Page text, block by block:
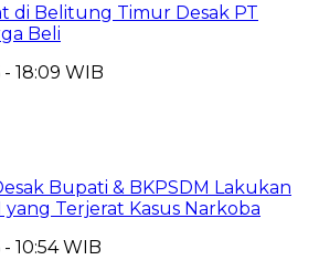
di Belitung Timur Desak PT
Beli
18:09 WIB
Bupati & BKPSDM Lakukan
Terjerat Kasus Narkoba
10:54 WIB